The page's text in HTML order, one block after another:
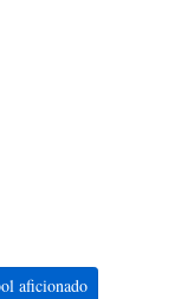
aficionado